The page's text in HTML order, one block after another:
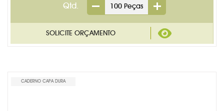
Qtd.
CADERNO CAPA DURA